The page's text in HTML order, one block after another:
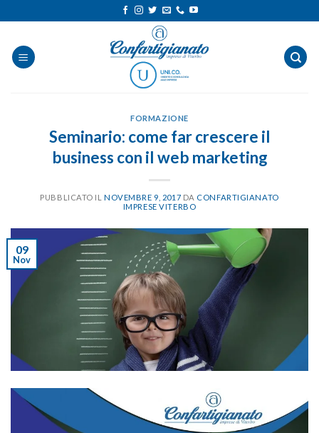
ai
contenuti
FORMAZIONE
Seminario: come far crescere il
business con il web marketing
PUBBLICATO ILNOVEMBRE 9, 2017 DA CONFARTIGIANATO
IMPRESE VITERBO
09
Nov